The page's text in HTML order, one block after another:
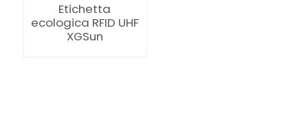
Etichetta
ecologica RFID UHF
XGSun